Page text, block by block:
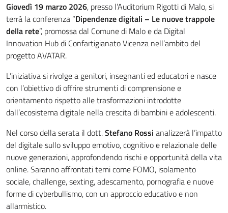
Giovedì 19 marzo 2026, presso l’Auditorium Rigotti di Malo, si
terrà la conferenza “Dipendenze digitali – Le nuove trappole
della rete”, promossa dal Comune di Malo e da Digital
Innovation Hub di Confartigianato Vicenza nell’ambito del
progetto AVATAR.
L’iniziativa si rivolge a genitori, insegnanti ed educatori e nasce
con l’obiettivo di offrire strumenti di comprensione e
orientamento rispetto alle trasformazioni introdotte
dall’ecosistema digitale nella crescita di bambini e adolescenti.
Nel corso della serata il dott.Stefano Rossi analizzerà l’impatto
del digitale sullo sviluppo emotivo, cognitivo e relazionale delle
nuove generazioni, approfondendo rischi e opportunità della vita
online. Saranno affrontati temi come FOMO, isolamento
sociale, challenge, sexting, adescamento, pornografia e nuove
forme di cyberbullismo, con un approccio educativo e non
allarmistico.